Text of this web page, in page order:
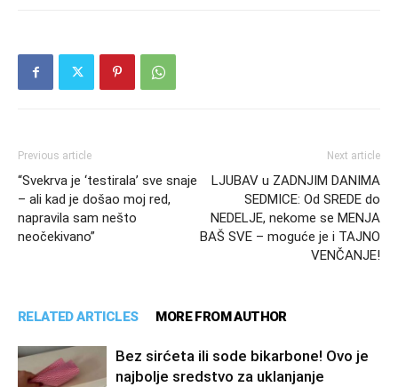
Previous article
“Svekrva je ‘testirala’ sve snaje
– ali kad je došao moj red,
napravila sam nešto
neočekivano”
Next article
LJUBAV u ZADNJIM DANIMA
SEDMICE: Od SREDE do
NEDELJE, nekome se MENJA
BAŠ SVE – moguće je i TAJNO
VENČANJE!
RELATED ARTICLES MORE FROM AUTHOR
Bez sirćeta ili sode bikarbone! Ovo je
najbolje sredstvo za uklanjanje